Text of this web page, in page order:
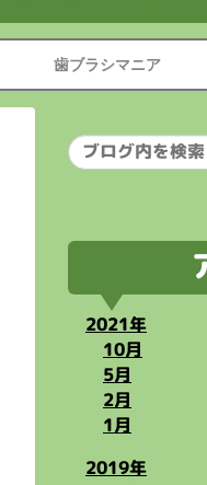
歯ブラシマニア
2021年
10月
5月
2月
1月
2019年